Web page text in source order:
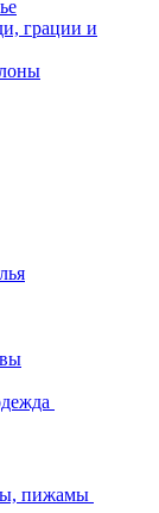
грации и
пижамы